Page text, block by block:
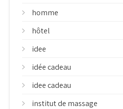
homme
hôtel
idee
idée cadeau
idee cadeau
institut de massage